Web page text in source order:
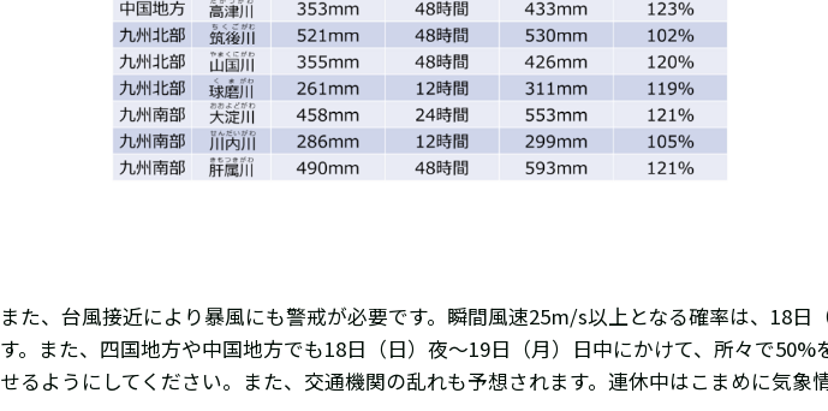
また、台風接近により暴風にも警戒が必要です。瞬間風速25m/s以上となる確率は、18
す。また、四国地方や中国地方でも18日（日）夜～19日（月）日中にかけて、所々で
せるようにしてください。また、交通機関の乱れも予想されます。連休中はこまめに気象